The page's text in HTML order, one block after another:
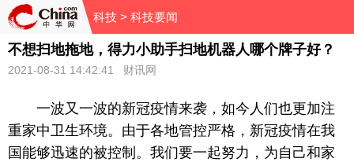
科技 > 科技要闻
不想扫地拖地，得力小助手扫地机器人哪个牌子好？
2021-08-31 14:42:41 财讯网
一波又一波的新冠疫情来袭，如今人们也更加注
重家中卫生环境。由于各地管控严格， 新冠疫情在我
国能够迅速的被控制。我们要一起努力，为自己和家